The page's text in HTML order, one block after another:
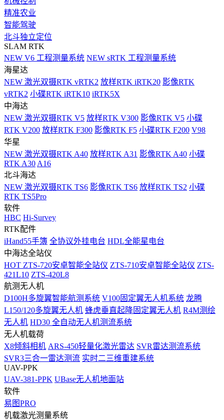
精准农业
智能驾驶
北斗独立定位
SLAM RTK
NEW V6 工程测量系统 NEW sRTK 工程测量系统
海星达
NEW 激光双摄RTK vRTK2 放样RTK iRTK20 影像RTK
vRTK2 小碟RTK iRTK10 iRTK5X
中海达
NEW 激光双摄RTK V5 放样RTK V300 影像RTK V5 小碟
RTK V200 放样RTK F300 影像RTK F5 小碟RTK F200 V98
华星
NEW 激光双摄RTK A40 放样RTK A31 影像RTK A40 小碟
RTK A30 A16
北斗海达
NEW 激光双摄RTK TS6 影像RTK TS6 放样RTK TS2 小碟
RTK TS5Pro
软件
HBC Hi-Survey
RTK配件
iHand55手簿 全协议外挂电台 HDL全能星电台
中海达全站仪
HOT ZTS-720安卓智能全站仪 ZTS-710安卓智能全站仪 ZTS-
421L10 ZTS-420L8
航测无人机
D100H多旋翼智能航测系统 V100固定翼无人机系统 龙腾
L150/120多旋翼无人机 蜂虎垂直起降固定翼无人机 R4M测绘
无人机 HD30 全自动无人机测流系统
无人机载荷
X8倾斜相机 ARS-450轻量化激光雷达 SVR雷达测流系统
SVR3三合一雷达测流 实时二三维重建系统
UAV-PPK
UAV-381-PPK UBase无人机地面站
软件
易图PRO
机载激光测量系统